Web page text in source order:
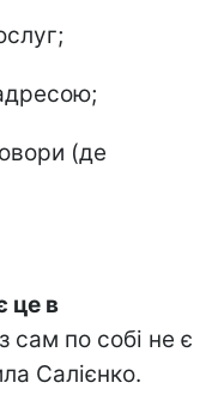
(де
це в
сам по собі не є
Салієнко.